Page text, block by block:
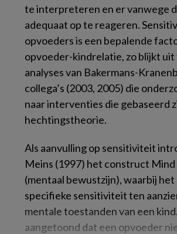
te interpreteren en er vanwege
adequaat op te reageren.
opvoeders is een bepalende
opvoeder-kindrelatie, zo blijkt
analyses van Bakermans-
collega’s (2003, 2005) die
naar interventies die gebaseerd
hechtingstheorie.
Als aanvulling op sensitiviteit
Meins (1997) het construct
(mentaal bewustzijn), waarbij het
specifieke sensitiviteit ten
mentale toestanden van een
aangetoond dat een opvoeder